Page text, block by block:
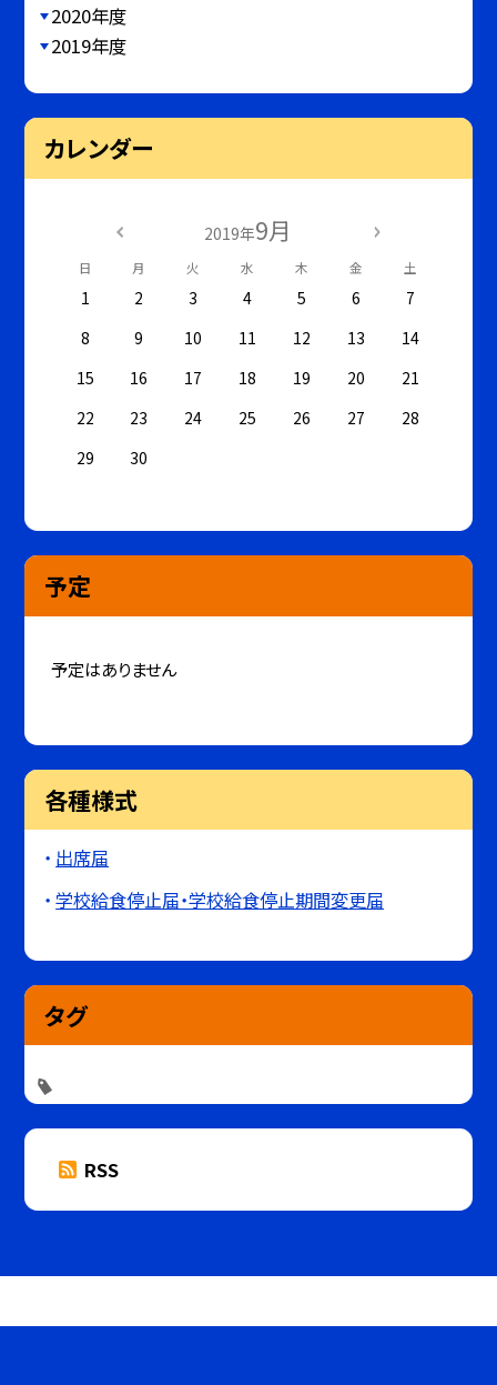
2020年度
2019年度
カレンダー
2019年9月
日 月 火 水 木 金 土
1 2 3 4 5 6
7
8
9 10 11 12 13
14
15
16 17 18 19 20
21
22
23 24 25 26 27
28
29
30
予定
予定はありません
各種様式
出席届
学校給食停止届・学校給食停止期間変更届
タグ
RSS